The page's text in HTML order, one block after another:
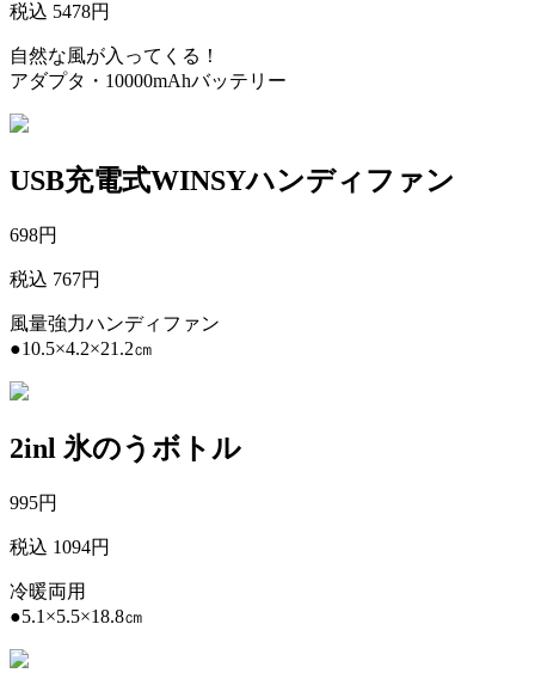
税込 5478円
自然な風が入ってくる！
アダプタ・10000mAhバッテリー
USB充電式WINSYハンディファン
698円
税込 767円
風量強力ハンディファン
●10.5×4.2×21.2㎝
2inl 氷のうボトル
995円
税込 1094円
冷暖両用
●5.1×5.5×18.8㎝